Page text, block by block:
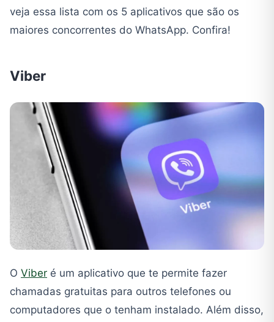
veja essa lista com os 5 aplicativos que são os
maiores concorrentes do WhatsApp. Confira!
Viber
O Viber é um aplicativo que te permite fazer
chamadas gratuitas para outros telefones ou
computadores que o tenham instalado. Além disso,